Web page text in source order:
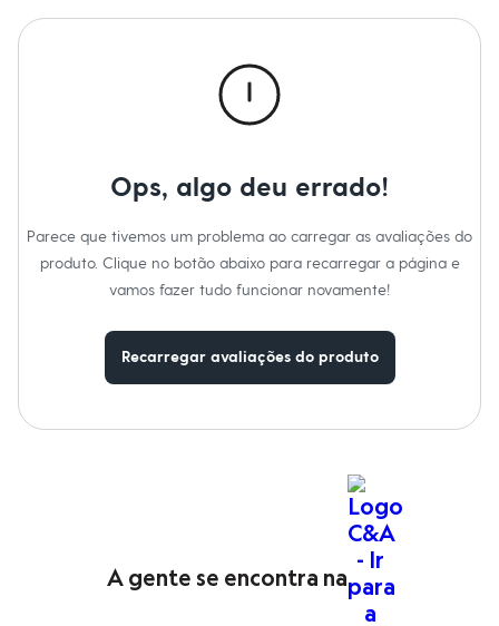
Personagens
Plus size
Dia dos Pais
Inverno
Novidades
Camisetas e Regatas
Jeans
Polos
Ops, algo deu errado!
Parece que tivemos um problema ao carregar as avaliações do
produto. Clique no botão abaixo para recarregar a página e
vamos fazer tudo funcionar novamente!
Recarregar avaliações do produto
A gente se encontra na